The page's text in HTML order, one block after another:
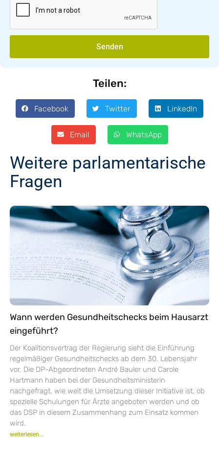
Senden
Teilen:
Facebook Twitter LinkedIn
Email WhatsApp
Weitere parlamentarische
Fragen
Wann werden Gesundheitschecks beim Hausarzt
eingeführt?
Der Koalitionsvertrag der Regierung sieht die Einführung
regelmäßiger Gesundheitschecks ab dem 30. Lebensjahr
vor. Die DP-Abgeordneten André Bauler und Carole
Hartmann haben bei der Gesundheitsministerin
nachgefragt, wie weit die Umsetzung dieser Initiative ist, ob
spezielle Schulungen für Ärzte angeboten werden und ob
das DSP in diesem Zusammenhang zum Einsatz kommen
wird.
weiterlesen...